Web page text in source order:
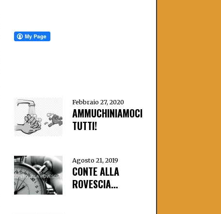
Febbraio 27, 2020
AMMUCHINIAMOCI
TUTTI!
Agosto 21, 2019
CONTE ALLA
ROVESCIA…